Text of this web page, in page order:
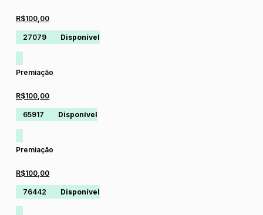
R$100,00
27079 Disponível
Premiação
R$100,00
65917 Disponível
Premiação
R$100,00
76442 Disponível